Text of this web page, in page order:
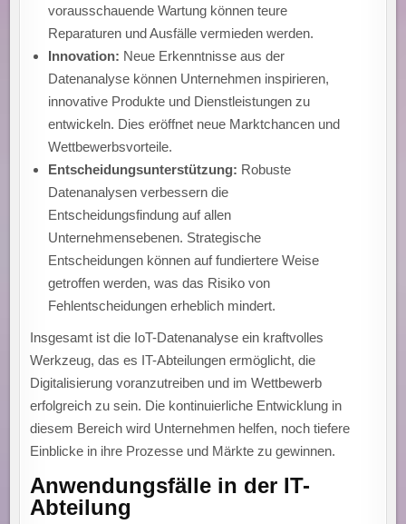
vorausschauende Wartung können teure
Reparaturen und Ausfälle vermieden werden.
Innovation: Neue Erkenntnisse aus der
Datenanalyse können Unternehmen inspirieren,
innovative Produkte und Dienstleistungen zu
entwickeln. Dies eröffnet neue Marktchancen und
Wettbewerbsvorteile.
Entscheidungsunterstützung: Robuste
Datenanalysen verbessern die
Entscheidungsfindung auf allen
Unternehmensebenen. Strategische
Entscheidungen können auf fundiertere Weise
getroffen werden, was das Risiko von
Fehlentscheidungen erheblich mindert.
Insgesamt ist die IoT-Datenanalyse ein kraftvolles
Werkzeug, das es IT-Abteilungen ermöglicht, die
Digitalisierung voranzutreiben und im Wettbewerb
erfolgreich zu sein. Die kontinuierliche Entwicklung in
diesem Bereich wird Unternehmen helfen, noch tiefere
Einblicke in ihre Prozesse und Märkte zu gewinnen.
Anwendungsfälle in der IT-
Abteilung